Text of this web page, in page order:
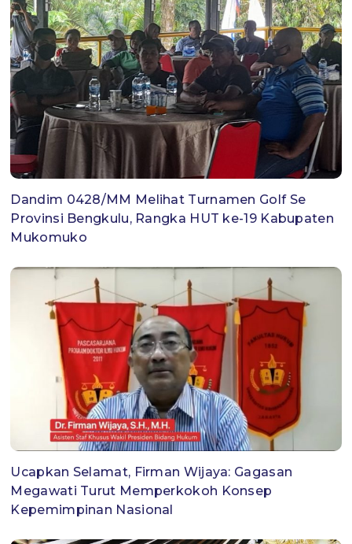
Dandim 0428/MM Melihat Turnamen Golf Se
Provinsi Bengkulu, Rangka HUT ke-19 Kabupaten
Mukomuko
Ucapkan Selamat, Firman Wijaya: Gagasan
Megawati Turut Memperkokoh Konsep
Kepemimpinan Nasional